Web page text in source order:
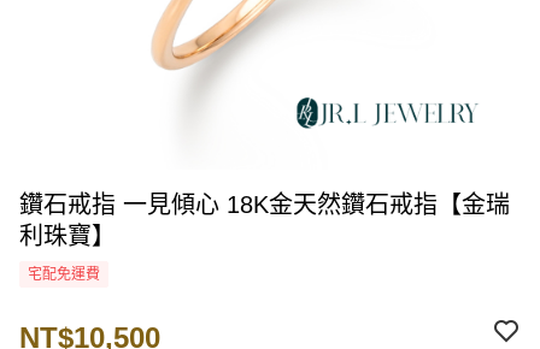
鑽石戒指 一見傾心 18K金天然鑽石戒指【金瑞
利珠寶】
宅配免運費
NT$10,500